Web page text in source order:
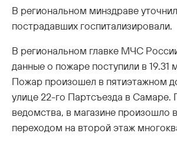
В региональном минздраве
пострадавших госпитализировали.
В региональном главке МЧС
данные о пожаре поступили в 19.31
Пожар произошел в пятиэтажном
улице 22-го Партсъезда в Самаре.
ведомства, в магазине произошло
переходом на второй этаж